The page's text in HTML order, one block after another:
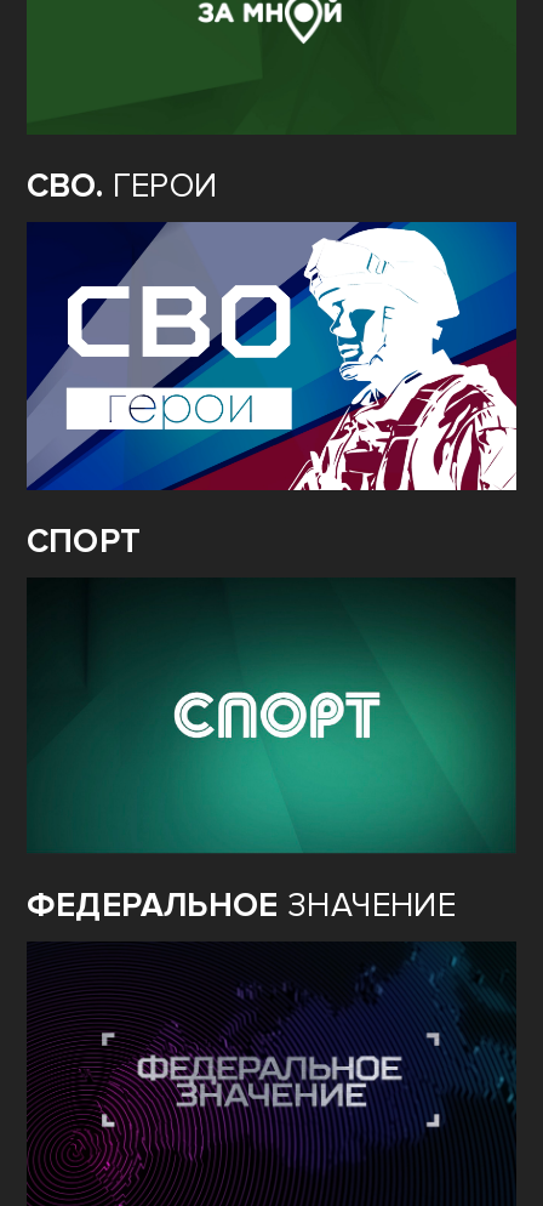
СВО. ГЕРОИ
СПОРТ
ФЕДЕРАЛЬНОЕ ЗНАЧЕНИЕ